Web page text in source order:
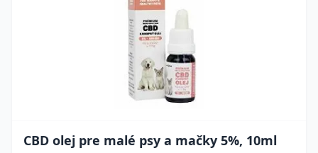
CBD olej pre malé psy a mačky 5%, 10ml